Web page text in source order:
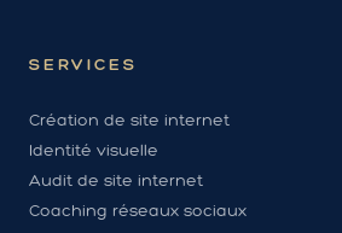
SERVICES
Création de site internet
Identité visuelle
Audit de site internet
Coaching réseaux sociaux